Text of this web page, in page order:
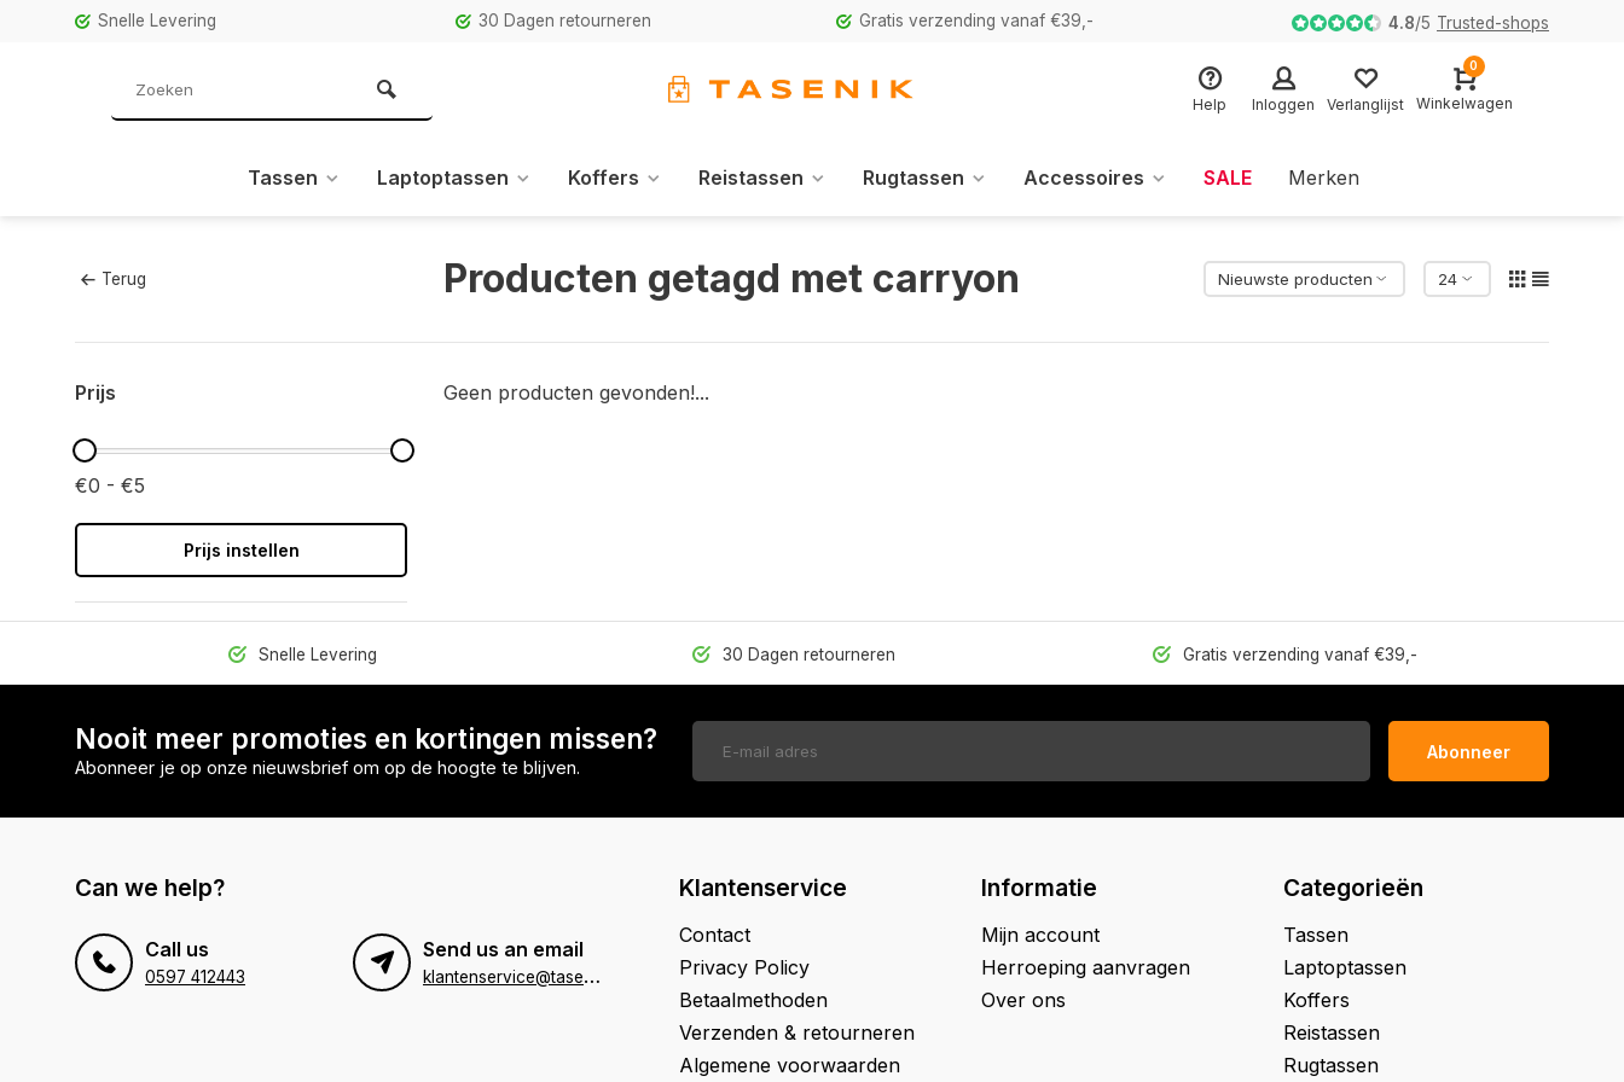
Snelle Levering 30 Dagen retourneren Gratis verzending vanaf €39,- 4.8/5 Trusted-shops
Help Inloggen Verlanglijst
0
Winkelwagen
Tassen Laptoptassen Koffers Reistassen Rugtassen Accessoires SALE Merken
Terug Producten getagd met carryon
Prijs
€0 - €5
Prijs instellen
Geen producten gevonden!...
Snelle Levering 30 Dagen retourneren Gratis verzending vanaf €39,-
Nooit meer promoties en kortingen missen?
Abonneer je op onze nieuwsbrief om op de hoogte te blijven.
Abonneer
Can we help?
Call us
0597 412443
Send us an email
k
lantenservice@tasenik.nl
Klantenservice
Contact
Privacy Policy
Betaalmethoden
Verzenden & retourneren
Algemene voorwaarden
Informatie
Mijn account
Herroeping aanvragen
Over ons
Categorieën
Tassen
Laptoptassen
Koffers
Reistassen
Rugtassen